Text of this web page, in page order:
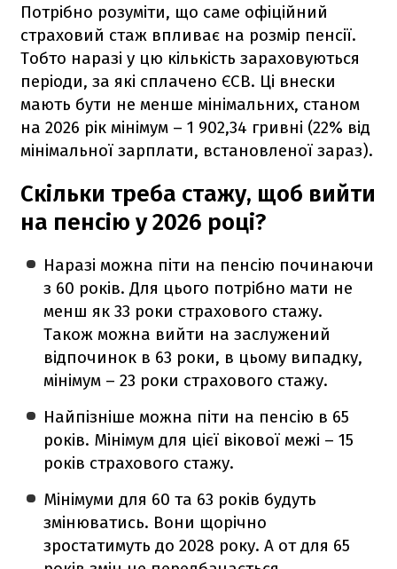
Потрібно розуміти, що саме офіційний
страховий стаж впливає на розмір пенсії.
Тобто наразі у цю кількість зараховуються
періоди, за які сплачено ЄСВ. Ці внески
мають бути не менше мінімальних, станом
на 2026 рік мінімум – 1 902,34 гривні (22% від
мінімальної зарплати, встановленої зараз).
Скільки треба стажу, щоб вийти
на пенсію у 2026 році?
Наразі можна піти на пенсію починаючи
з 60 років. Для цього потрібно мати не
менш як 33 роки страхового стажу.
Також можна вийти на заслужений
відпочинок в 63 роки, в цьому випадку,
мінімум – 23 роки страхового стажу.
Найпізніше можна піти на пенсію в 65
років. Мінімум для цієї вікової межі – 15
років страхового стажу.
Мінімуми для 60 та 63 років будуть
змінюватись. Вони щорічно
зростатимуть до 2028 року. А от для 65